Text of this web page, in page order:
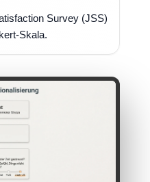
Survey (JSS)
Skala.